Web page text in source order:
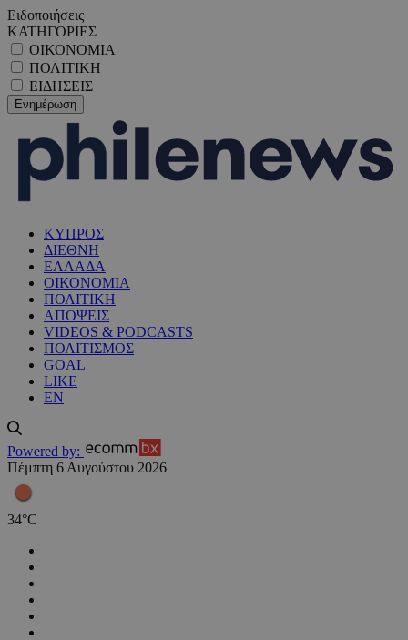
Ειδοποιήσεις
ΚΑΤΗΓΟΡΙΕΣ
ΟΙΚΟΝΟΜΙΑ
ΠΟΛΙΤΙΚΗ
ΕΙΔΗΣΕΙΣ
ΚΥΠΡΟΣ
ΔΙΕΘΝΗ
ΕΛΛΑΔΑ
ΟΙΚΟΝΟΜΙΑ
ΠΟΛΙΤΙΚΗ
ΑΠΟΨΕΙΣ
VIDEOS & PODCASTS
ΠΟΛΙΤΙΣΜΟΣ
GOAL
LIKE
EN
Powered by:
Πέμπτη 6 Αυγούστου 2026
34°C